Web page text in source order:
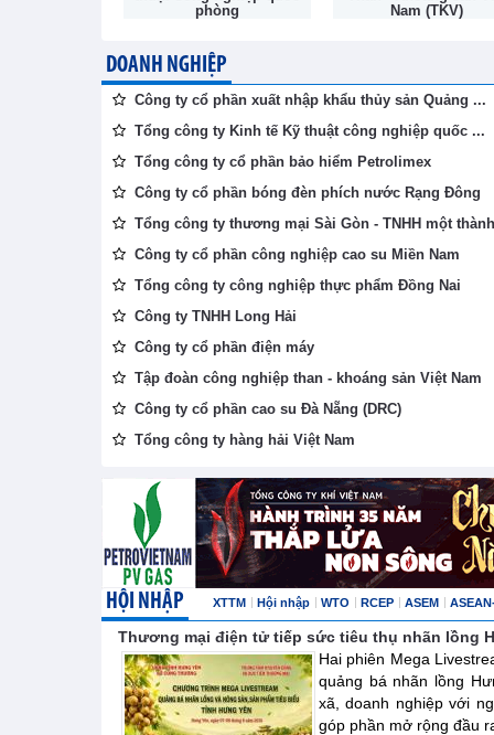
Nam (TKV)
DOANH NGHIỆP
Công ty cổ phần xuất nhập khẩu thủy sản Quảng ...
Tổng công ty Kinh tế Kỹ thuật công nghiệp quốc ...
Tổng công ty cổ phần bảo hiểm Petrolimex
Công ty cổ phần bóng đèn phích nước Rạng Đông
Tổng công ty thương mại Sài Gòn - TNHH một
Công ty cổ phần công nghiệp cao su Miền Nam
Tổng công ty công nghiệp thực phẩm Đồng Nai
Công ty TNHH Long Hải
Công ty cổ phần điện máy
Tập đoàn công nghiệp than - khoáng sản Việt Nam
Công ty cổ phần cao su Đà Nẵng (DRC)
Tổng công ty hàng hải Việt Nam
HỘI NHẬP XTTM Hội nhập WTO RCEP ASEM
Thương mại điện tử tiếp sức tiêu thụ nhãn lồng
Hai phiên Mega
quảng bá nhãn lồng
xã, doanh nghiệp với
góp phần mở rộng đầu